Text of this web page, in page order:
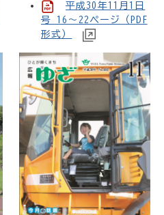
平成30年11月1日
号 16～22ページ（PDF
形式）